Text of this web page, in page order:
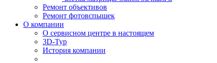
Ремонт объективов
Ремонт фотовспышек
О компании
О сервисном центре в настоящем
3D-Тур
История компании